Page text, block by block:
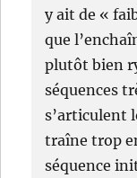
y ait de «
que
plutôt bien
séquences
s’articulent
traîne trop
séquence